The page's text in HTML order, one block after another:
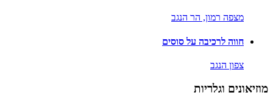
מצפה רמון, הר הנגב
חווה לרכיבה על סוסים
צפון הנגב
מוזיאונים וגלריות